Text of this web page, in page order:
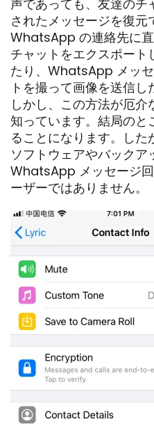
声であっても、友達のチ
されたメッセージを復元
WhatsApp の連絡先に
チャットをエクスポート
たり、WhatsApp メッ
トを撮って画像を送信し
しかし、この方法が厄
知っています。結局のと
ることになります。し
ソフトウェアやバック
WhatsApp メッセージ
ーザーではありません。